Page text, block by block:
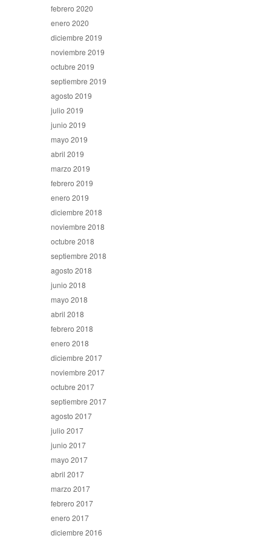
febrero 2020
enero 2020
diciembre 2019
noviembre 2019
octubre 2019
septiembre 2019
agosto 2019
julio 2019
junio 2019
mayo 2019
abril 2019
marzo 2019
febrero 2019
enero 2019
diciembre 2018
noviembre 2018
octubre 2018
septiembre 2018
agosto 2018
junio 2018
mayo 2018
abril 2018
febrero 2018
enero 2018
diciembre 2017
noviembre 2017
octubre 2017
septiembre 2017
agosto 2017
julio 2017
junio 2017
mayo 2017
abril 2017
marzo 2017
febrero 2017
enero 2017
diciembre 2016